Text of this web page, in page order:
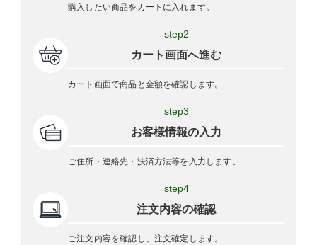
購入したい商品をカートに入れます。
step2
カート画面へ進む
カート画面で商品と金額を確認します。
step3
お客様情報の入力
ご住所・連絡先・決済方法等を入力します。
step4
注文内容の確認
ご注文内容を確認し、注文確定します。